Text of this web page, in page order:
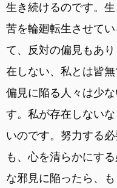
生き続けるのです。
苦を輪廻転生させて
て、反対の偏見もあ
在しない、私とは皆
偏見に陥る人々は少
す。私が存在しない
いのです。努力する
も、心を清らかにす
な邪見に陥ったら、